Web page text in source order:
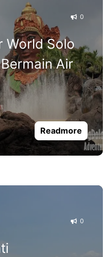
0
World Solo
Air
Readmore
0